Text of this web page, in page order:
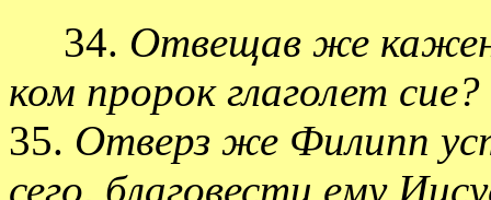
34. Отвещав же
ком пророк глаголет
35. Отверз же Филипп
сего, благовести ему